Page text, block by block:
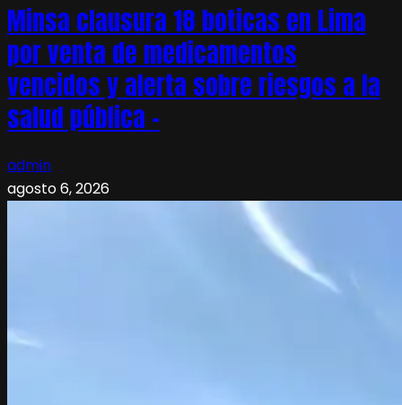
Minsa clausura 18 boticas en Lima
por venta de medicamentos
vencidos y alerta sobre riesgos a la
salud pública –
admin
agosto 6, 2026